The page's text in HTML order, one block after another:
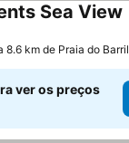
Sea View
8.6 km de Praia do Barril
ver os preços